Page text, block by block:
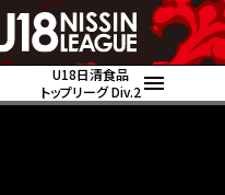
U18日清食品
トップリーグ Div.2